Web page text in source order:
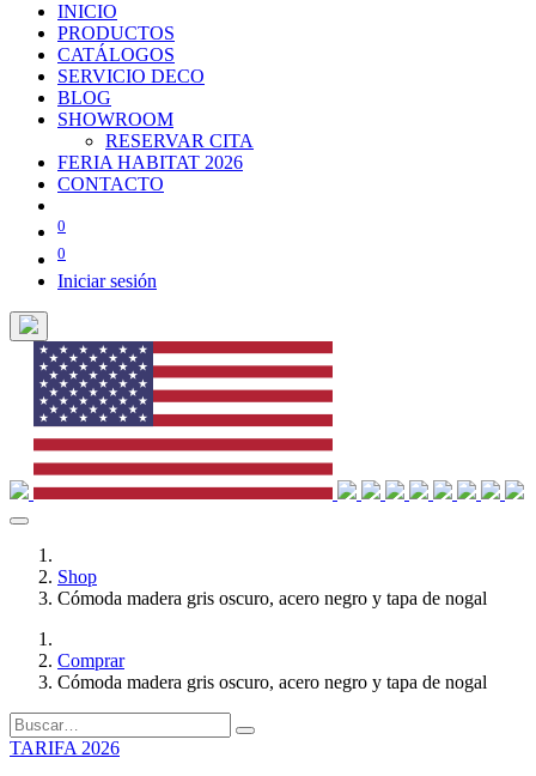
INICIO
PRODUCTOS
CATÁLOGOS
SERVICIO DECO
BLOG
SHOWROOM
RESERVAR CITA
FERIA HABITAT 2026
CONTACTO
0
0
Iniciar sesión
Shop
Cómoda madera gris oscuro, acero negro y tapa de nogal
Comprar
Cómoda madera gris oscuro, acero negro y tapa de nogal
TARIFA 2026